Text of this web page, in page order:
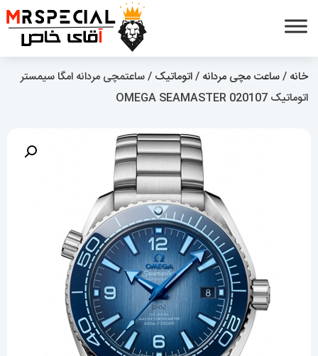
خانه /ساعت مچی مردانه /اتوماتیک / ساعتمچی مردانه امگا سیمستر
اتوماتیک OMEGA SEAMASTER 020107